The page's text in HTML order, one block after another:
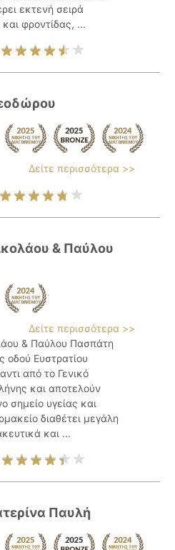
εκτενή σειρά
φροντίδας, ...
Δείτε περισσότερα >>
& Παύλου
Δείτε περισσότερα >>
& Παύλου Πασπάτη
οδού Ευστρατίου
από το Γενικό
και αποτελούν
σημείο υγείας και
διαθέτει μεγάλη
και ...
Παυλή